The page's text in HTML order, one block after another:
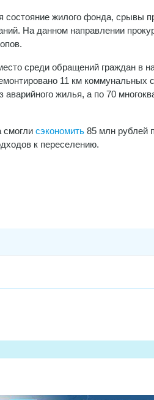
жилого фонда, срывы
На данном направлении
среди обращений граждан в
11 км коммунальных
аварийного жилья, а по 70
смогли сэкономить 85 млн рублей
к переселению.